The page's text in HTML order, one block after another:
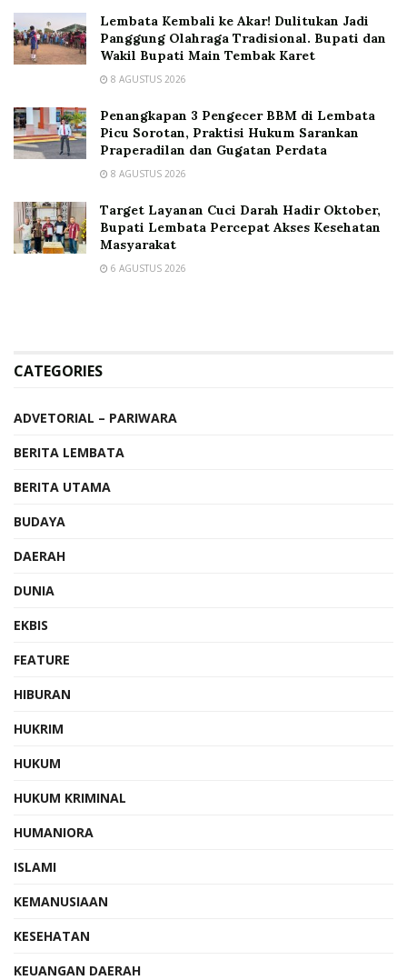
Lembata Kembali ke Akar! Dulitukan Jadi
Panggung Olahraga Tradisional. Bupati dan
Wakil Bupati Main Tembak Karet
8 AGUSTUS 2026
Penangkapan 3 Pengecer BBM di Lembata
Picu Sorotan, Praktisi Hukum Sarankan
Praperadilan dan Gugatan Perdata
8 AGUSTUS 2026
Target Layanan Cuci Darah Hadir Oktober,
Bupati Lembata Percepat Akses Kesehatan
Masyarakat
6 AGUSTUS 2026
CATEGORIES
ADVETORIAL – PARIWARA
BERITA LEMBATA
BERITA UTAMA
BUDAYA
DAERAH
DUNIA
EKBIS
FEATURE
HIBURAN
HUKRIM
HUKUM
HUKUM KRIMINAL
HUMANIORA
ISLAMI
KEMANUSIAAN
KESEHATAN
KEUANGAN DAERAH